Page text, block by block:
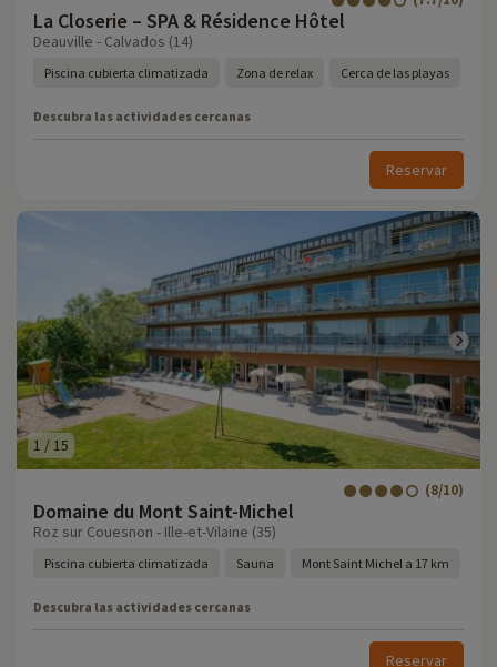
La Closerie – SPA & Résidence Hôtel
Deauville - Calvados (14)
Piscina cubierta climatizada Zona de relax Cerca de las playas
Descubra las actividades cercanas
Reservar
1 / 15
Domaine du Mont Saint-Michel
(8/10)
Roz sur Couesnon - Ille-et-Vilaine (35)
Piscina cubierta climatizada Sauna Mont Saint Michel a 17 km
Descubra las actividades cercanas
Reservar